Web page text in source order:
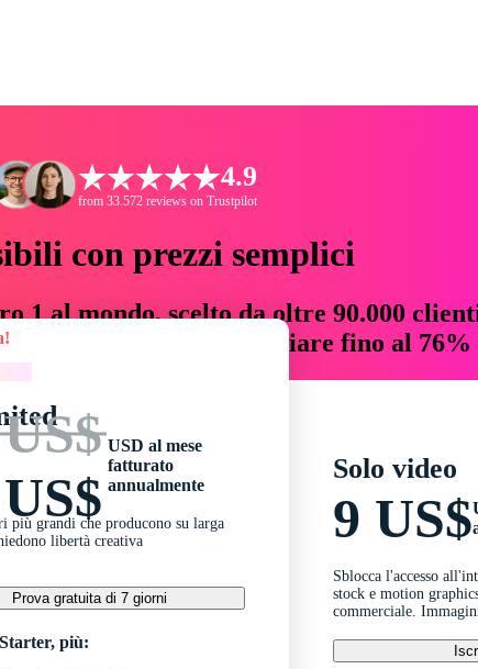
4.9
from 33.572 reviews on Trustpilot
con prezzi semplici
1 al mondo, scelto da oltre 90.000
che fanno risparmiare fino al 76%
USD al mese
fatturato
annualmente
più grandi che producono su larga
libertà creativa
Prova gratuita di 7 giorni
più:
Solo video
9 US$
Sblocca l'accesso
stock e motion
commerciale.